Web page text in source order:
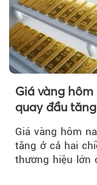
Giá vàng
quay đầu tăng
Giá vàng hôm
tăng ở cả hai
thương hiệu lớn